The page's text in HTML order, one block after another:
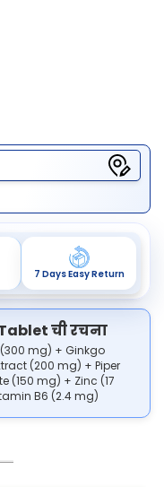
7 Days Easy Return
ची रचना
mg) + Ginkgo
(200 mg) + Piper
(150 mg) + Zinc (17
B6 (2.4 mg)